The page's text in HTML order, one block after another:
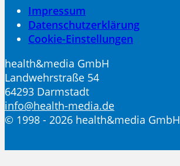
Impressum
Datenschutzerklärung
Cookie-Einstellungen
health&media GmbH
Landwehrstraße 54
64293 Darmstadt
info@health-media.de
© 1998 - 2026 health&media GmbH